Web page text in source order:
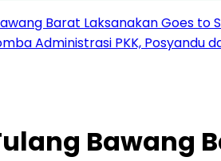
Barat Laksanakan Goes to
Administrasi PKK, Posyandu
Bawang